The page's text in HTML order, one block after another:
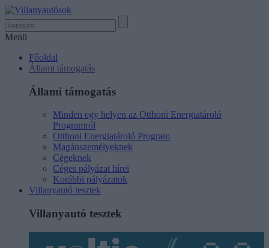
Menü
Főoldal
Állami támogatás
Állami támogatás
Minden egy helyen az Otthoni Energiatároló
Programról
Otthoni Energiatároló Program
Magánszemélyeknek
Cégeknek
Céges pályázat hírei
Korábbi pályázatok
Villanyautó tesztek
Villanyautó tesztek